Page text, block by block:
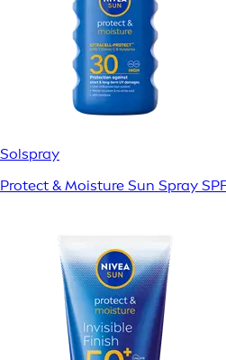
Solspray
Protect & Moisture Sun Spray